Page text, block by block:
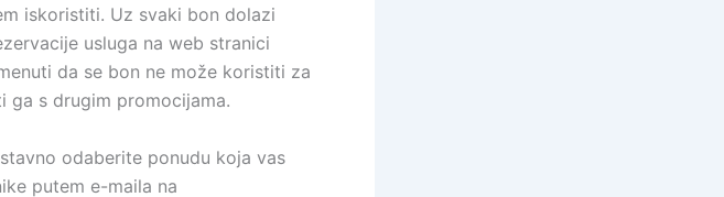
iskoristiti. Uz svaki bon dolazi
usluga na web stranici
da se bon ne može koristiti za
ga s drugim promocijama.
odaberite ponudu koja vas
putem e-maila na